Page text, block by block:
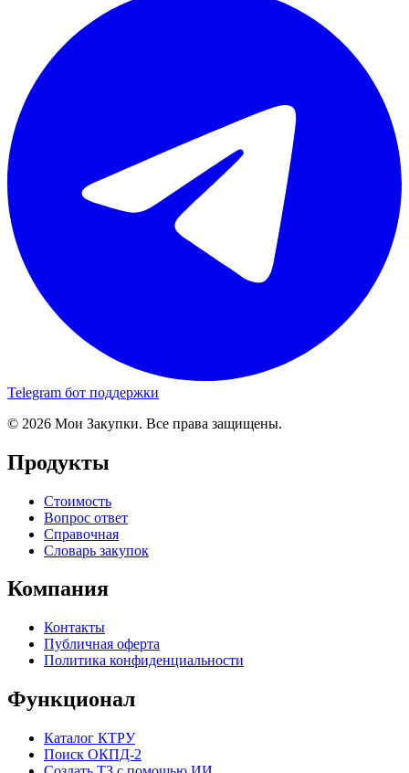
Telegram бот поддержки
© 2026 Мои Закупки. Все права защищены.
Продукты
Стоимость
Вопрос ответ
Справочная
Словарь закупок
Компания
Контакты
Публичная оферта
Политика конфиденциальности
Функционал
Каталог КТРУ
Поиск ОКПД-2